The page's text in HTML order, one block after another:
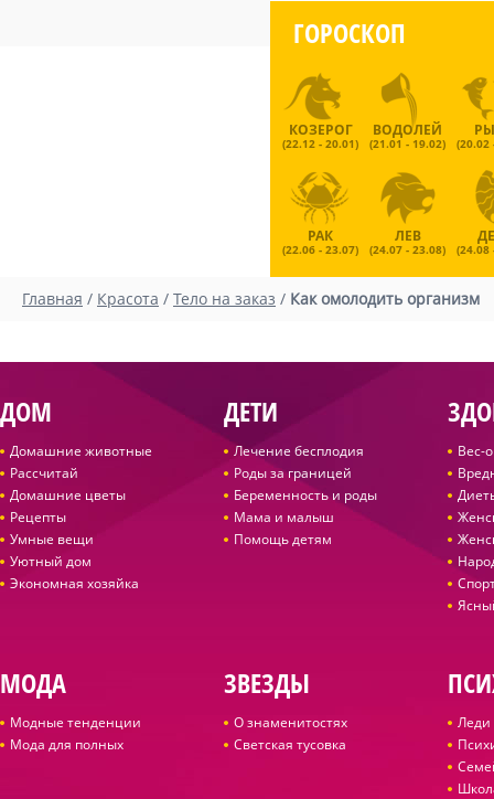
ГОРОСКОП
КОЗЕРОГ
(22.12 - 20.01)
ВОДОЛЕЙ
(21.01 - 19.02) (20.02
РАК
(22.06 - 23.07)
ЛЕВ
(24.07 - 23.08) (24.08
Главная / Красота / Тело на заказ / Как омолодить организм
ДОМ
Домашние животные
Рассчитай
Домашние цветы
Рецепты
Умные вещи
Уютный дом
Экономная хозяйка
ДЕТИ
Лечение бесплодия
Роды за границей
Беременность и роды
Мама и малыш
Помощь детям
Вес-
МОДА
Модные тенденции
Мода для полных
ЗВЕЗДЫ
О знаменитостях
Светская тусовка
Леди